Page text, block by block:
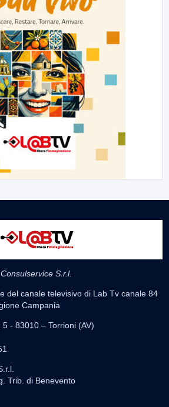
S.r.l.
del canale televisivo di Lab Tv canale 84
Campania
- 83010 – Torrioni (AV)
Trib. di Benevento